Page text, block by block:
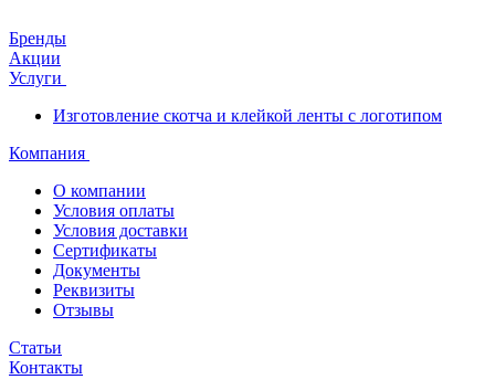
Бренды
Акции
Услуги
Изготовление скотча и клейкой ленты с логотипом
Компания
О компании
Условия оплаты
Условия доставки
Сертификаты
Документы
Реквизиты
Отзывы
Статьи
Контакты